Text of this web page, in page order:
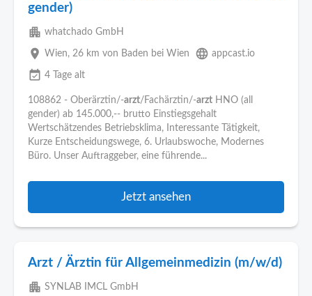
gender)
apartment whatchado GmbH
place Wien, 26 km von Baden bei Wien language appcast.io
event_available 4 Tage alt
108862 - Oberärztin/-arzt/Fachärztin/-arzt HNO (all
gender) ab 145.000,-- brutto Einstiegsgehalt
Wertschätzendes Betriebsklima, Interessante Tätigkeit,
Kurze Entscheidungswege, 6. Urlaubswoche, Modernes
Büro. Unser Auftraggeber, eine führende...
Jetzt ansehen
Arzt / Ärztin für Allgemeinmedizin (m/w/d)
apartment SYNLAB IMCL GmbH